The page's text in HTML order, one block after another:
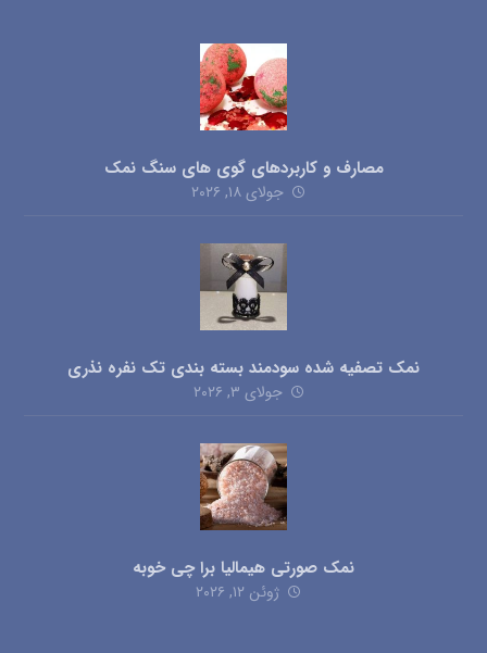
مصارف و کاربردهای گوی های سنگ نمک
جولای ۱۸, ۲۰۲۶
نمک تصفیه شده سودمند بسته بندی تک نفره نذری
جولای ۳, ۲۰۲۶
نمک صورتی هیمالیا برا چی خوبه
ژوئن ۱۲, ۲۰۲۶